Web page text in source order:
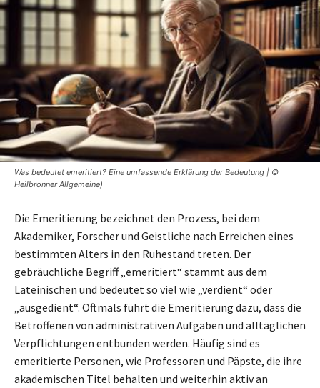
Was bedeutet emeritiert? Eine umfassende Erklärung der Bedeutung | ©
Heilbronner Allgemeine)
Die Emeritierung bezeichnet den Prozess, bei dem
Akademiker, Forscher und Geistliche nach Erreichen eines
bestimmten Alters in den Ruhestand treten. Der
gebräuchliche Begriff „emeritiert“ stammt aus dem
Lateinischen und bedeutet so viel wie „verdient“ oder
„ausgedient“. Oftmals führt die Emeritierung dazu, dass die
Betroffenen von administrativen Aufgaben und alltäglichen
Verpflichtungen entbunden werden. Häufig sind es
emeritierte Personen, wie Professoren und Päpste, die ihre
akademischen Titel behalten und weiterhin aktiv an